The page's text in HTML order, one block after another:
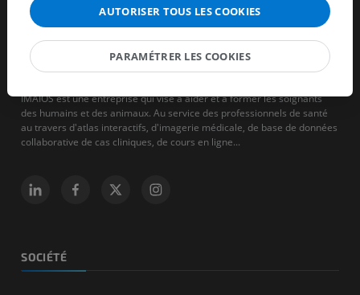
IMAIOS est une entreprise qui vise à aider et à former les soignants
des humains et des animaux. Au service des professionnels de santé
au travers d'atlas interactifs, d'imagerie médicale, de base de données
collaborative de cas cliniques, de cours en ligne...
SOCIÉTÉ
AUTORISER TOUS LES COOKIES
PARAMÉTRER LES COOKIES